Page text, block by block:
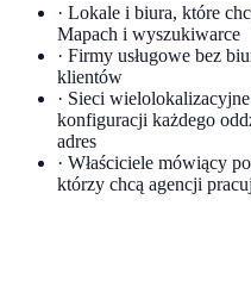
· Lokale i biura, które
Mapach i wyszukiwarce
· Firmy usługowe bez
klientów
· Sieci
konfiguracji każdego
adres
· Właściciele mówiący
którzy chcą agencji